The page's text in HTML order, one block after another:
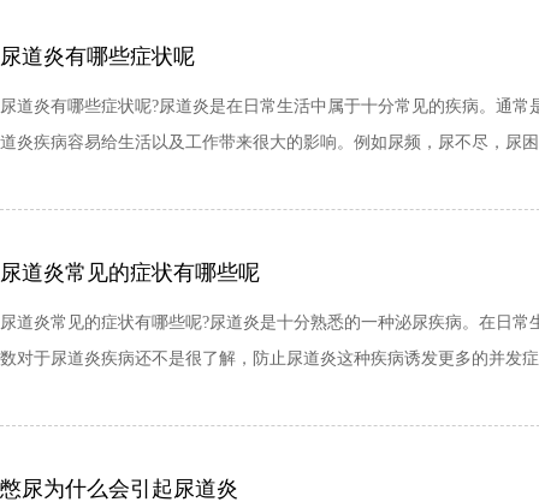
尿道炎有哪些症状呢
尿道炎有哪些症状呢?尿道炎是在日常生活中属于十分常见的疾病。通
道炎疾病容易给生活以及工作带来很大的影响。例如尿频，尿不尽，尿
尿道炎常见的症状有哪些呢
尿道炎常见的症状有哪些呢?尿道炎是十分熟悉的一种泌尿疾病。在日
数对于尿道炎疾病还不是很了解，防止尿道炎这种疾病诱发更多的并发
憋尿为什么会引起尿道炎